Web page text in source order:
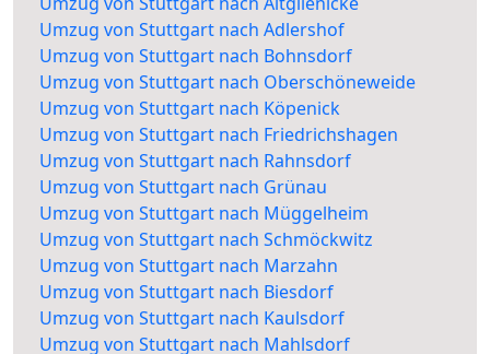
Umzug von Stuttgart nach Adlershof
Umzug von Stuttgart nach Bohnsdorf
Umzug von Stuttgart nach Oberschöneweide
Umzug von Stuttgart nach Köpenick
Umzug von Stuttgart nach Friedrichshagen
Umzug von Stuttgart nach Rahnsdorf
Umzug von Stuttgart nach Grünau
Umzug von Stuttgart nach Müggelheim
Umzug von Stuttgart nach Schmöckwitz
Umzug von Stuttgart nach Marzahn
Umzug von Stuttgart nach Biesdorf
Umzug von Stuttgart nach Kaulsdorf
Umzug von Stuttgart nach Mahlsdorf